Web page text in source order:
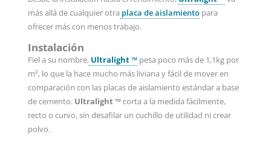
más allá de cualquier otra placa de aislamientopara
ofrecer más con menos trabajo.
Instalación
Fiel a su nombre, Ultralight ™pesa poco más de 1,1kg por
m², lo que la hace mucho más liviana y fácil de mover en
comparación con las placas de aislamiento estándar a base
de cemento. Ultralight ™ corta a la medida fácilmente,
recto o curvo, sin desafilar un cuchillo de utilidad ni crear
polvo.